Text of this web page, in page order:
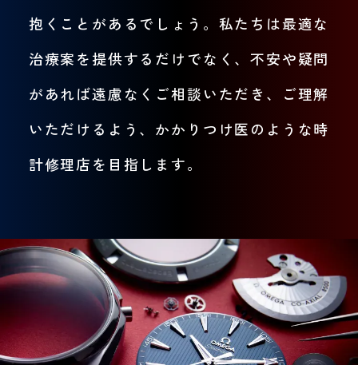
抱くことがあるでしょう。私たちは最適な
治療案を提供するだけでなく、不安や疑問
があれば遠慮なくご相談いただき、ご理解
いただけるよう、かかりつけ医のような時
計修理店を目指します。